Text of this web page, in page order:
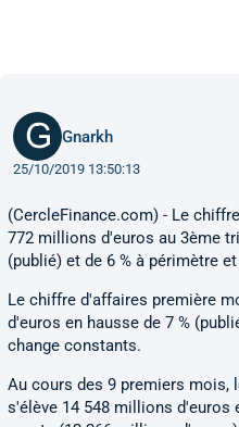
Gnarkh
25/10/2019 13:50:13
(CercleFinance.com) - Le
772 millions d'euros au 3ème
(publié) et de 6 % à périmètre
Le chiffre d'affaires première
d'euros en hausse de 7 %
change constants.
Au cours des 9 premiers
s'élève 14 548 millions